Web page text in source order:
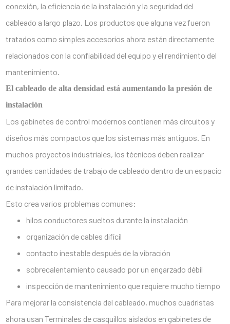
conexión, la eficiencia de la instalación y la seguridad del
cableado a largo plazo. Los productos que alguna vez fueron
tratados como simples accesorios ahora están directamente
relacionados con la confiabilidad del equipo y el rendimiento del
mantenimiento.
El cableado de alta densidad está aumentando la presión de
instalación
Los gabinetes de control modernos contienen más circuitos y
diseños más compactos que los sistemas más antiguos. En
muchos proyectos industriales, los técnicos deben realizar
grandes cantidades de trabajo de cableado dentro de un espacio
de instalación limitado.
Esto crea varios problemas comunes:
hilos conductores sueltos durante la instalación
organización de cables difícil
contacto inestable después de la vibración
sobrecalentamiento causado por un engarzado débil
inspección de mantenimiento que requiere mucho tiempo
Para mejorar la consistencia del cableado, muchos cuadristas
ahora usanTerminales de casquillos aislados en gabinetes de